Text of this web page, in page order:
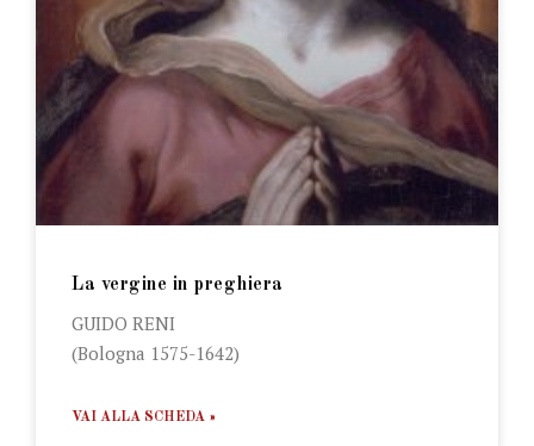
La vergine in preghiera
GUIDO RENI
(Bologna 1575-1642)
VAI ALLA SCHEDA »